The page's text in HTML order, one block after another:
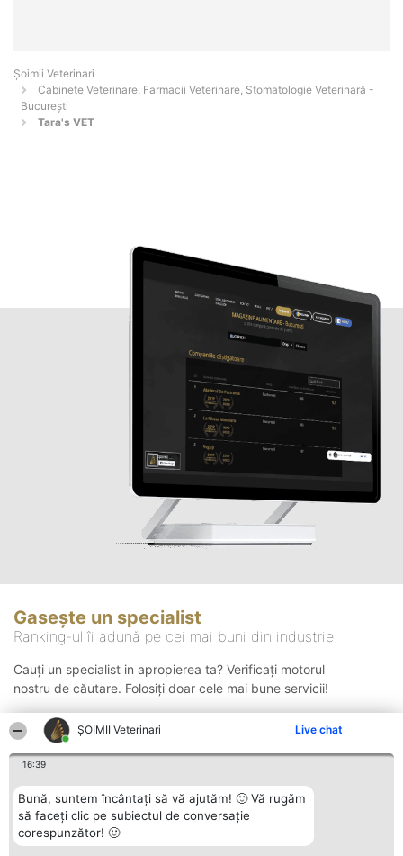
ȘOIMII Veterinari Live chat
16:39
Bună, suntem încântați să vă ajutăm! 🙂 Vă rugăm
să faceți clic pe subiectul de conversație
corespunzător! 🙂
Șoimii Veterinari
Cabinete Veterinare, Farmacii Veterinare, Stomatologie Veterinară -
Bucureşti
Tara's VET
Gasește un specialist
Ranking-ul îi adună pe cei mai buni din industrie
Cauți un specialist in apropierea ta? Verificați motorul
nostru de căutare. Folosiți doar cele mai bune servicii!